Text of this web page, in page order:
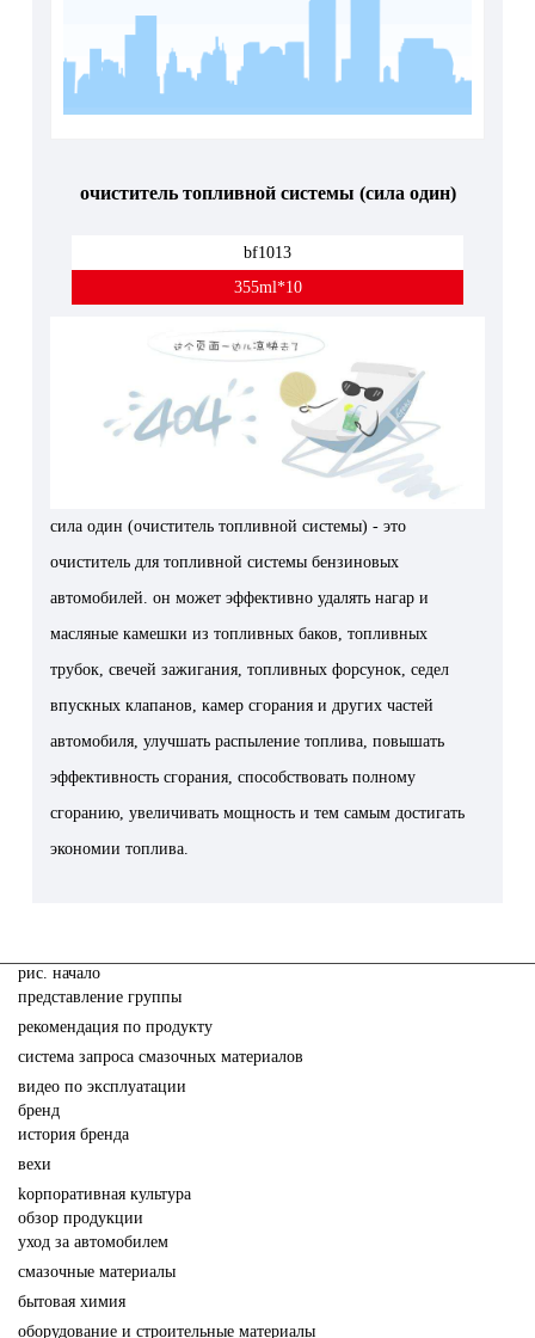
очиститель топливной системы (сила один)
bf1013
355ml*10
сила один (очиститель топливной системы) - это
очиститель для топливной системы бензиновых
автомобилей. он может эффективно удалять нагар и
масляные камешки из топливных баков, топливных
трубок, свечей зажигания, топливных форсунок, седел
впускных клапанов, камер сгорания и других частей
автомобиля, улучшать распыление топлива, повышать
эффективность сгорания, способствовать полному
сгоранию, увеличивать мощность и тем самым достигать
экономии топлива.
pис. начало
представление группы
рекомендация по продукту
система запроса смазочных материалов
видео по эксплуатации
бренд
история бренда
вехи
kорпоративная культура
обзор продукции
yход за автомобилем
cмазочные материалы
бытовая химия
oборудование и строительные материалы